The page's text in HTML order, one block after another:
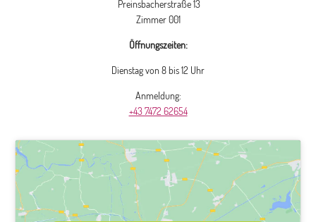
Preinsbacherstraße 13
Zimmer 001
Öffnungszeiten:
Dienstag von 8 bis 12 Uhr
Anmeldung:
+43 7472 62654